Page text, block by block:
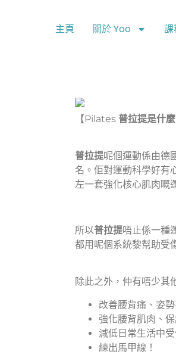
主頁 關於 Yoo 課
【Pilates 普拉提是什麼
普拉提呢個運動係由德
名。佢對運動科學好有
左一套強化核心肌肉嘅
所以普拉提唔止係一種
都用呢個系統黎幫助受
除此之外，仲有唔少其
改善腰背痛、姿
強化腰背肌肉、
減低日常生活中
練出馬甲線！